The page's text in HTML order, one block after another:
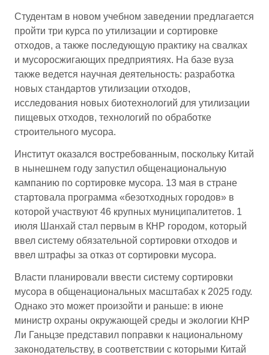
Студентам в новом учебном заведении предлагается
пройти три курса по утилизации и сортировке
отходов, а также последующую практику на свалках
и мусоросжигающих предприятиях. На базе вуза
также ведется научная деятельность: разработка
новых стандартов утилизации отходов,
исследования новых биотехнологий для утилизации
пищевых отходов, технологий по обработке
строительного мусора.
Институт оказался востребованным, поскольку Китай
в нынешнем году запустил общенациональную
кампанию по сортировке мусора. 13 мая в стране
стартовала программа «безотходных городов» в
которой участвуют 46 крупных муниципалитетов. 1
июля Шанхай стал первым в КНР городом, который
ввел систему обязательной сортировки отходов и
ввел штрафы за отказ от сортировки мусора.
Власти планировали ввести систему сортировки
мусора в общенациональных масштабах к 2025 году.
Однако это может произойти и раньше: в июне
министр охраны окружающей среды и экологии КНР
Ли Ганьцзе представил поправки к национальному
законодательству, в соответствии с которыми Китай